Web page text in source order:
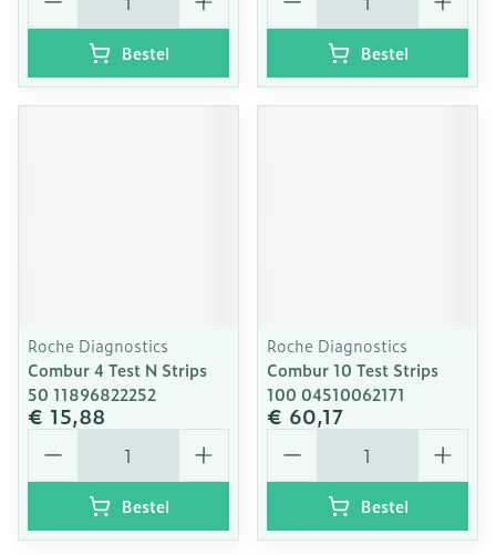
Bestel Bestel
Roche Diagnostics
Combur 4 Test N Strips
50 11896822252
€ 15,88
Aantal
Bestel
Roche Diagnostics
Combur 10 Test Strips
100 04510062171
€ 60,17
Aantal
Bestel